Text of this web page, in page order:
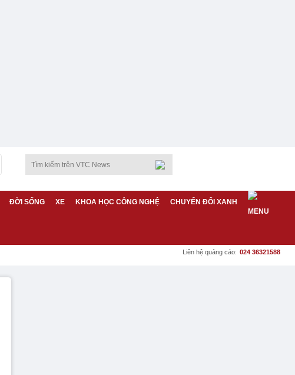
ĐỜI SỐNG XE KHOA HỌC CÔNG NGHỆ CHUYỂN ĐỔI XANH
Liên hệ quảng cáo: 024 36321588